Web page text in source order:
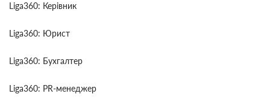
Liga360: Керівник
Liga360: Юрист
Liga360: Бухгалтер
Liga360: PR-менеджер